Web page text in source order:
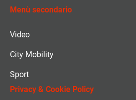
Menù secondario
Video
City Mobility
Sport
Privacy & Cookie Policy